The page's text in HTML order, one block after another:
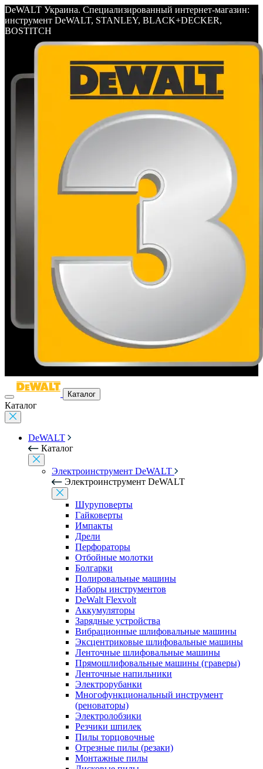
DeWALT Украина. Специализированный интернет-магазин:
инструмент DeWALT, STANLEY, BLACK+DECKER,
BOSTITCH
Каталог
Каталог
DeWALT
Каталог
Электроинструмент DeWALT
Электроинструмент DeWALT
Шуруповерты
Гайковерты
Импакты
Дрели
Перфораторы
Отбойные молотки
Болгарки
Полировальные машины
Наборы инструментов
DeWalt Flexvolt
Аккумуляторы
Зарядные устройства
Вибрационные шлифовальные машины
Эксцентриковые шлифовальные машины
Ленточные шлифовальные машины
Прямошлифовальные машины (граверы)
Ленточные напильники
Электрорубанки
Многофункциональный инструмент
(реноваторы)
Электролобзики
Резчики шпилек
Пилы торцовочные
Отрезные пилы (резаки)
Монтажные пилы